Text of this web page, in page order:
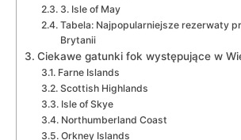
3. Isle of May
Tabela: Najpopularniejsze rezerwaty‌
⁣Brytanii
Ciekawe gatunki fok występujące w
Farne Islands
Scottish Highlands
Isle of ⁤Skye
Northumberland Coast
Orkney Islands